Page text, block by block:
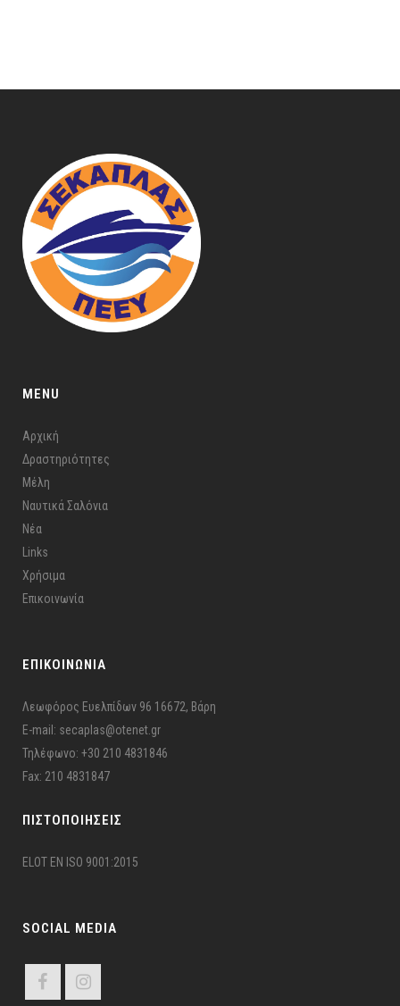
MENU
Αρχική
Δραστηριότητες
Μέλη
Ναυτικά Σαλόνια
Νέα
Links
Χρήσιμα
Επικοινωνία
ΕΠΙΚΟΙΝΩΝΙΑ
Λεωφόρος Ευελπίδων 96 16672, Βάρη
E-mail: secaplas@otenet.gr
Τηλέφωνο: +30 210 4831846
Fax: 210 4831847
ΠΙΣΤΟΠΟΙΉΣΕΙΣ
ELOT EN ISO 9001:2015
SOCIAL MEDIA